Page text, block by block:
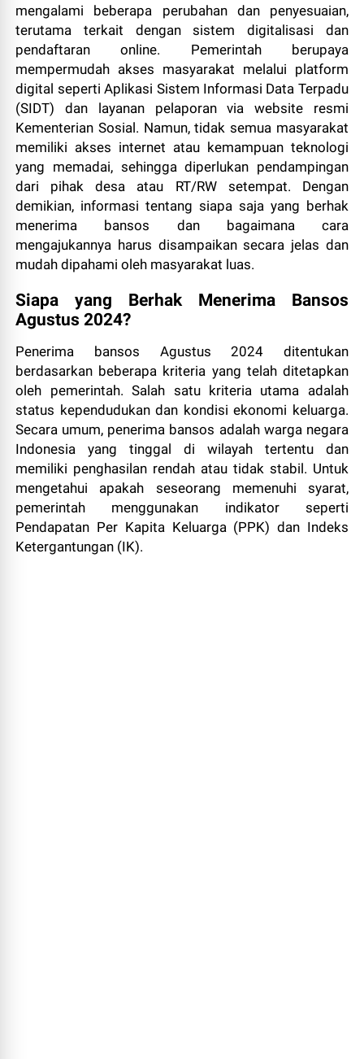
mengalami beberapa perubahan dan penyesuaian,
terutama terkait dengan sistem digitalisasi dan
pendaftaran online. Pemerintah berupaya
mempermudah akses masyarakat melalui platform
digital seperti Aplikasi Sistem Informasi Data Terpadu
(SIDT) dan layanan pelaporan via website resmi
Kementerian Sosial. Namun, tidak semua masyarakat
memiliki akses internet atau kemampuan teknologi
yang memadai, sehingga diperlukan pendampingan
dari pihak desa atau RT/RW setempat. Dengan
demikian, informasi tentang siapa saja yang berhak
menerima bansos dan bagaimana cara
mengajukannya harus disampaikan secara jelas dan
mudah dipahami oleh masyarakat luas.
Siapa yang Berhak Menerima Bansos
Agustus 2024?
Penerima bansos Agustus 2024 ditentukan
berdasarkan beberapa kriteria yang telah ditetapkan
oleh pemerintah. Salah satu kriteria utama adalah
status kependudukan dan kondisi ekonomi keluarga.
Secara umum, penerima bansos adalah warga negara
Indonesia yang tinggal di wilayah tertentu dan
memiliki penghasilan rendah atau tidak stabil. Untuk
mengetahui apakah seseorang memenuhi syarat,
pemerintah menggunakan indikator seperti
Pendapatan Per Kapita Keluarga (PPK) dan Indeks
Ketergantungan (IK).